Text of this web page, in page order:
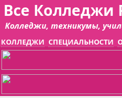
Все Колледжи
Колледжи, техникумы,
КОЛЛЕДЖИ СПЕЦИАЛЬНОСТИ